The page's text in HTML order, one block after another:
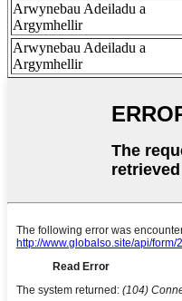
Arwynebau Adeiladu a
Argymhellir
Arwynebau Adeiladu a
Argymhellir